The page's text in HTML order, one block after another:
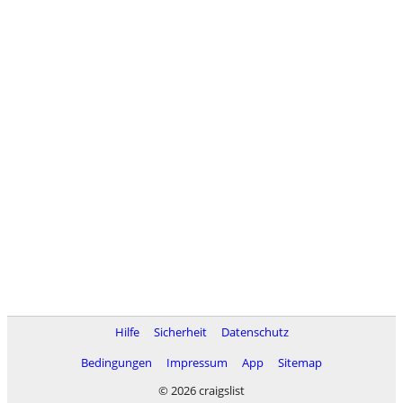
Hilfe Sicherheit
Datenschutz
Bedingungen
Impressum App
Sitemap
© 2026 craigslist